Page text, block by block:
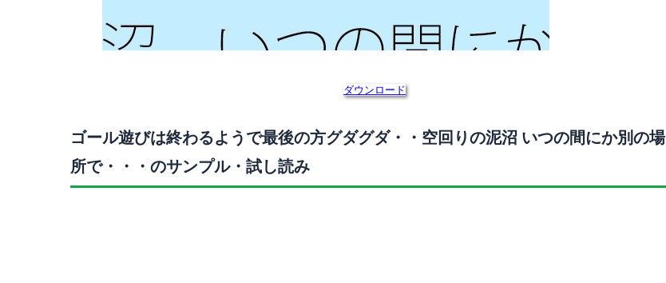
ダウンロード
ゴール遊びは終わるようで最後の方グダグダ・・空回りの泥沼 いつの間にか別の場
所で・・・のサンプル・試し読み